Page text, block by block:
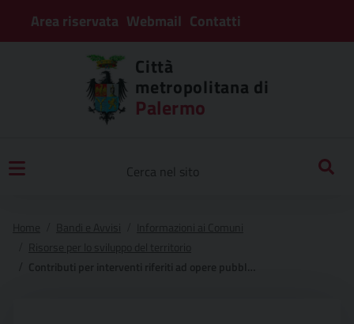
Area riservata Webmail Contatti
Città
metropolitana di
Palermo